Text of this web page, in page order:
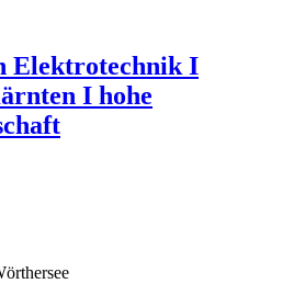
Elektrotechnik I
I hohe